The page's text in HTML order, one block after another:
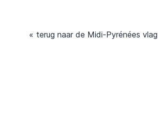
« terug naar de Midi-Pyrénées vlag